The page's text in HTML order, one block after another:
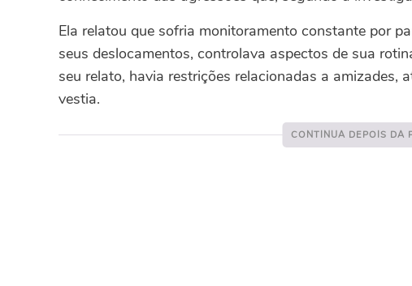
Ela relatou que sofria monitoramento constante por
seus deslocamentos, controlava aspectos de sua
seu relato, havia restrições relacionadas a amizades,
vestia.